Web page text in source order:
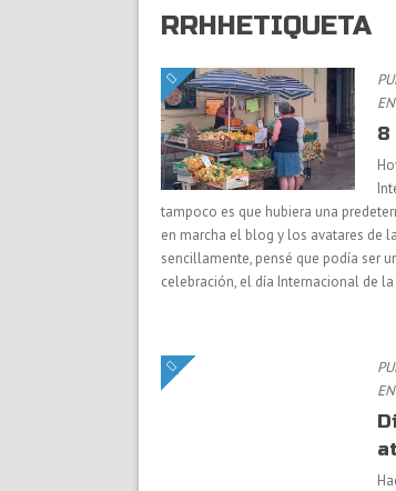
RRHHETIQUETA
EN
8
tampoco es que hubiera una
en marcha el blog y los avatares de
sencillamente, pensé que podía ser
celebración, el día Internacional de la
EN